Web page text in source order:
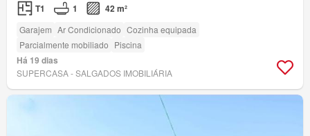
T1 1 42 m²
Garajem Ar Condicionado Cozinha equipada
Parcialmente mobiliado Piscina
Há 19 dias
SUPERCASA - SALGADOS IMOBILIÁRIA